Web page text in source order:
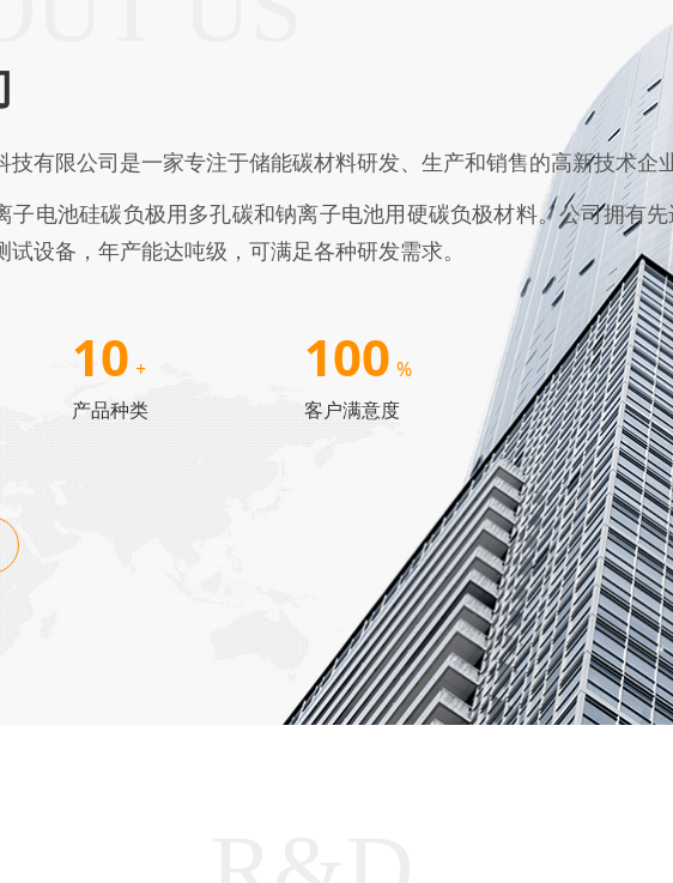
技有限公司是一家专注于储能碳材料研发、生产和销售的高新技术企业
子电池硅碳负极用多孔碳和钠离子电池用硬碳负极材料。公司拥有
试设备，年产能达吨级，可满足各种研发需求。
10 +
产品种类
100 %
客户满意度